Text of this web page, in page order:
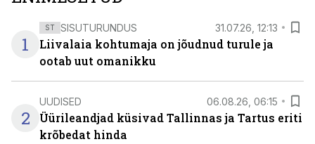
1
ST SISUTURUNDUS 31.07.26, 12:13
Liivalaia kohtumaja on jõudnud turule ja
ootab uut omanikku
2
UUDISED 06.08.26, 06:15
Üürileandjad küsivad Tallinnas ja Tartus eriti
krõbedat hinda